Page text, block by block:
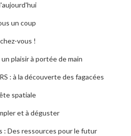
un coup
vous !
un plaisir à portée de main
: à la découverte des fagacées
spatiale
et à déguster
: Des ressources pour le futur